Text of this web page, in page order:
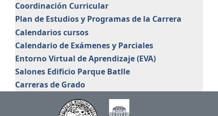
Coordinación Curricular
Plan de Estudios y Programas de la Carrera
Calendarios cursos
Calendario de Exámenes y Parciales
Entorno Virtual de Aprendizaje (EVA)
Salones Edificio Parque Batlle
Carreras de Grado